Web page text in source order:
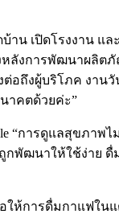
าน เปิดโรงงาน
งการพัฒนาผลิตภั
อถึงผู้บริโภค งาน
าคตด้วยค่ะ”
“การดูแลสุขภาพ
กพัฒนาให้ใช้ง่าย
ให้การดื่มกาแฟใ